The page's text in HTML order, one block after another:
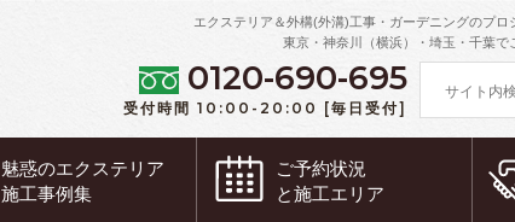
エクステリア＆外構(外溝)工事・ガーデニングのプロ
東京・神奈川（横浜）・埼玉・千葉で
0120-690-695
受付時間 10:00-20:00 [毎日受付]
魅惑のエクステリア
施工事例集
ご予約状況
と施工エリア